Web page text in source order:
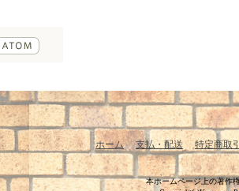
ホーム 支払・配送 特定商取
本ホームページ上の著作